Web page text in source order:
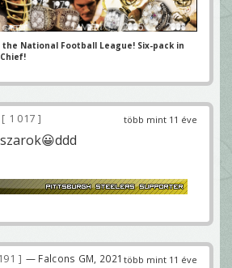
National Football League! Six-pack in
több mint 11 éve
1 017
több mint 11 éve
— Falcons GM, 2021